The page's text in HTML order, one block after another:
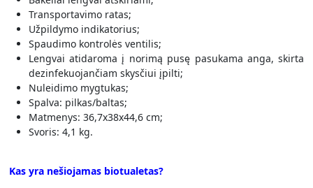
Transportavimo ratas;
Užpildymo indikatorius;
Spaudimo kontrolės ventilis;
Lengvai atidaroma į norimą pusę pasukama anga, skirta
dezinfekuojančiam skysčiui įpilti;
Nuleidimo mygtukas;
Spalva: pilkas/baltas;
Matmenys: 36,7x38x44,6 cm;
Svoris: 4,1 kg.
Kas yra nešiojamas biotualetas?